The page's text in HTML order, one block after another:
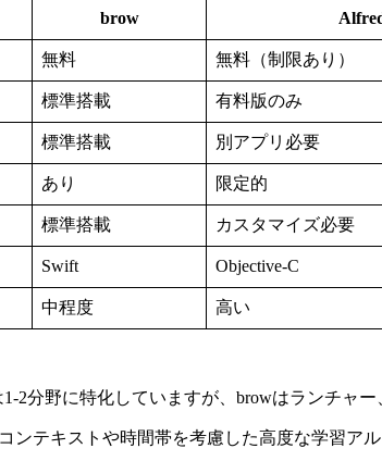
brow
無料 無料（制限あり）
標準搭載 有料版のみ
標準搭載 別アプリ必要
あり 限定的
標準搭載 カスタマイズ必要
Swift Objective-C
中程度 高い
2分野に特化していますが、browはランチャ
ンテキストや時間帯を考慮した高度な学習アル